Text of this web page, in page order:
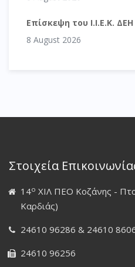
Επίσκεψη του Ι.Ι.Ε.Κ. ΔΕΗ
8 August 2026
Στοιχεία
14ο ΧΙΛ ΠΕΟ Κοζάνης -
Καρδιάς)
24610 96286 & 24610
24610 96256